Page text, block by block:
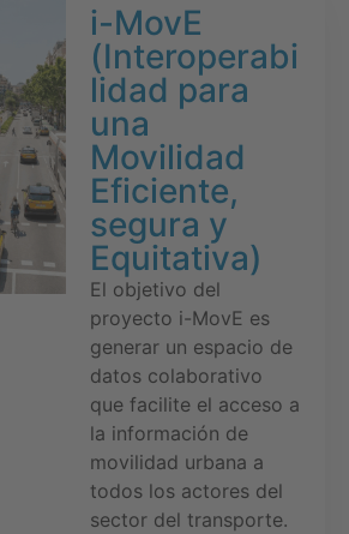
i-MovE
(Interoperabi
lidad para
una
Movilidad
Eficiente,
segura y
Equitativa)
El objetivo del
proyecto i-MovE es
generar un espacio de
datos colaborativo
que facilite el acceso a
la información de
movilidad urbana a
todos los actores del
sector del transporte.